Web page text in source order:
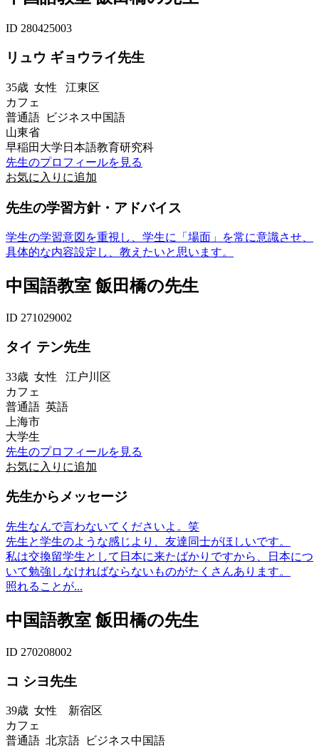
ID 280425003
リュウ ギョウライ先生
35歳 女性 江東区
カフェ
普通語 ビジネス中国語
山東省
早稲田大学日本語教育研究科
先生のプロフィールを見る
お気に入りに追加
先生の学習方針・アドバイス
学生の学習意図を重視し、学生に「場面」を常に意識させ、
具体的な内容設定し、教えたいと思います。
中国語教室 飯田橋の先生
ID 271029002
タイ テン先生
33歳 女性 江户川区
カフェ
普通語 英語
上海市
大学生
先生のプロフィールを見る
お気に入りに追加
先生からメッセージ
先生なんで言わないてくださいよ。笑
先生と学生のような感じより、友達同士がほしいです。
私は交換留学生として日本に来たばかりですから、日本につ
いて勉強しなければならないものがたくさんあります。
照れることが...
中国語教室 飯田橋の先生
ID 270208002
コ シヨ先生
39歳 女性 新宿区
カフェ
普通語 北京語 ビジネス中国語